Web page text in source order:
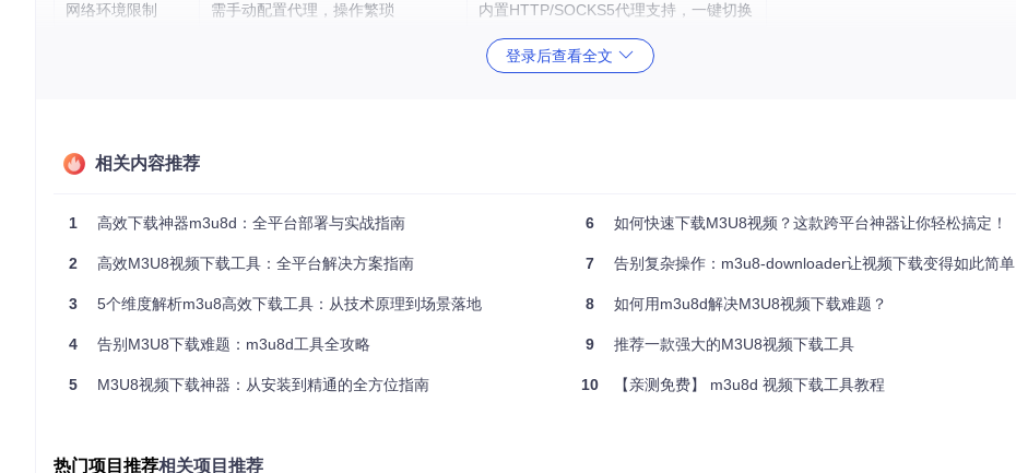
网络环境限制
需手动配置代理，操作繁琐 内置HTTP/SOCKS5代理支持，一键切换
技术特性解析
核心亮点：采用Go语言开发的轻量级架构，无需依赖外部工具，即可实现高效视频处理，同时保持跨平台兼容性。
动态调整下载线程数量（并发数：10-50自动调节），根据网络状况实时优化，相比固定线程模式提升下载速度达60%。
内置AES解密模块，支持单文件内不同TS片段使用不同加密策略，轻松处理各种加密场景。
登录后查看全文
相关内容推荐
1 高效下载神器m3u8d：全平台部署与实战指南
2 高效M3U8视频下载工具：全平台解决方案指南
3 5个维度解析m3u8高效下载工具：从技术原理到场景落地
4 告别M3U8下载难题：m3u8d工具全攻略
5 M3U8视频下载神器：从安装到精通的全方位指南
6 如何快速下载M3U8视频？这款跨平台神器让你轻松搞定！
7 告别复杂操作：m3u8-downloader让视频下载变得如此简单
8 如何用m3u8d解决M3U8视频下载难题？
9 推荐一款强大的M3U8视频下载工具
10 【亲测免费】 m3u8d 视频下载工具教程
热门项目推荐相关项目推荐